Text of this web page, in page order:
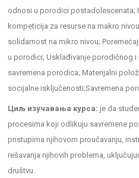
odnosi u porodici postadolescenata;
kompeticija za resurse na makro
solidarnost na mikro nivou;
u porodici; Usklađivanje porodičnog
savremena porodica; Materijalni
socijalne isključenosti;Savremena
Циљ изучавања курса: je da
procesima koji odlikuju savremene
pristupima njihovom proučavanju,
rešavanja njihovih problema,
društvu.